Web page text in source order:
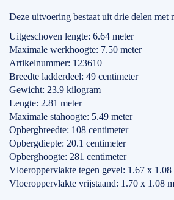
Deze uitvoering bestaat uit drie delen met
Uitgeschoven lengte: 6.64 meter
Maximale werkhoogte: 7.50 meter
Artikelnummer: 123610
Breedte ladderdeel: 49 centimeter
Gewicht: 23.9 kilogram
Lengte: 2.81 meter
Maximale stahoogte: 5.49 meter
Opbergbreedte: 108 centimeter
Opbergdiepte: 20.1 centimeter
Opberghoogte: 281 centimeter
Vloeroppervlakte tegen gevel: 1.67 x 1.08
Vloeroppervlakte vrijstaand: 1.70 x 1.08